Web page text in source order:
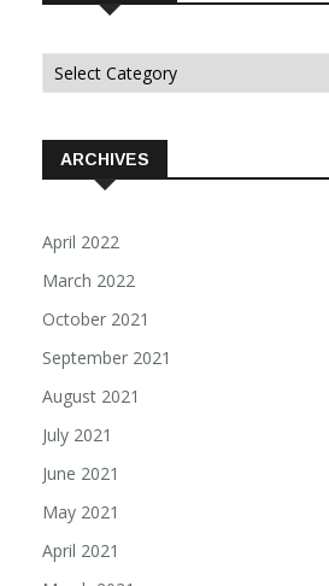
Categorii
ARCHIVES
April 2022
March 2022
October 2021
September 2021
August 2021
July 2021
June 2021
May 2021
April 2021